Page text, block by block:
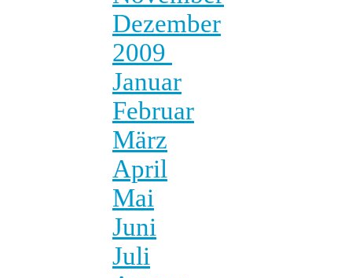
Dezember
2009
Januar
Februar
März
April
Mai
Juni
Juli